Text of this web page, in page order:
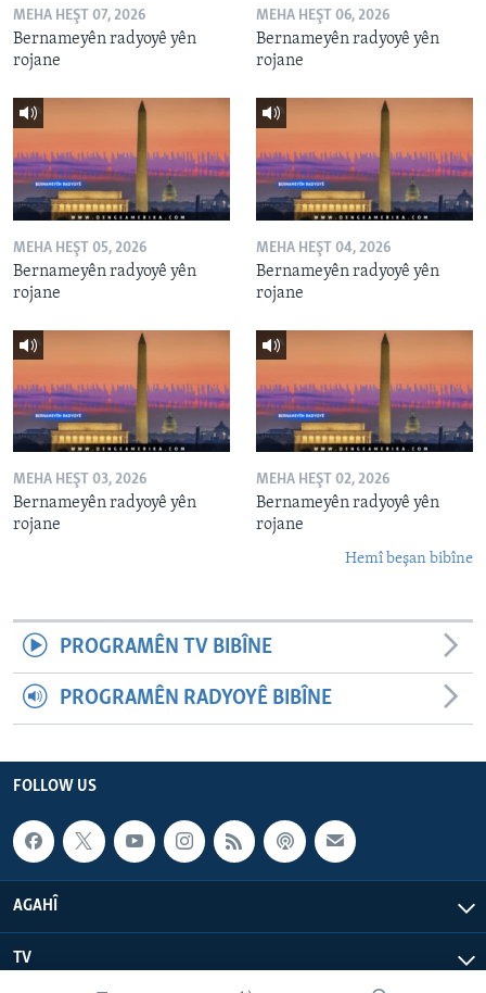
MEHA HEŞT 07, 2026
Bernameyên radyoyê yên
rojane
MEHA HEŞT 06, 2026
Bernameyên radyoyê yên
rojane
MEHA HEŞT 05, 2026
Bernameyên radyoyê yên
rojane
MEHA HEŞT 04, 2026
Bernameyên radyoyê yên
rojane
MEHA HEŞT 03, 2026
Bernameyên radyoyê yên
rojane
MEHA HEŞT 02, 2026
Bernameyên radyoyê yên
rojane
Hemî beşan bibîne
PROGRAMÊN TV BIBÎNE
PROGRAMÊN RADYOYÊ BIBÎNE
FOLLOW US
AGAHÎ
TV